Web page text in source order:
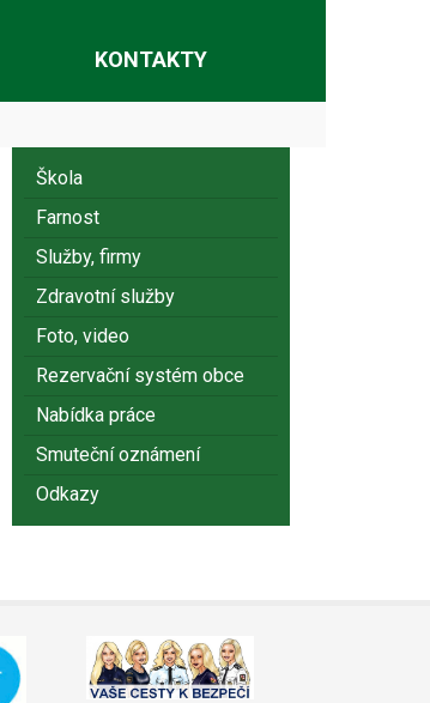
KONTAKTY
Škola
Farnost
Služby, firmy
Zdravotní služby
Foto, video
Rezervační systém obce
Nabídka práce
Smuteční oznámení
Odkazy